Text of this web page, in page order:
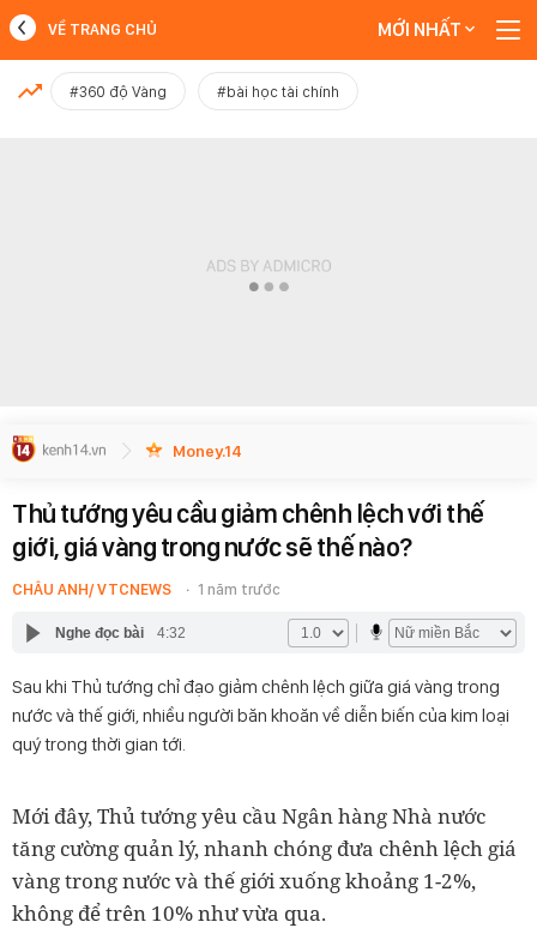
MỚI NHẤT
VỀ TRANG CHỦ MỚI NHẤT
#360 độ Vàng #bài học tài chính
Money.14
Thủ tướng yêu cầu giảm chênh lệch với thế
giới, giá vàng trong nước sẽ thế nào?
CHÂU ANH/ VTCNEWS 1 năm trước
Nghe đọc bài 4:32
Sau khi Thủ tướng chỉ đạo giảm chênh lệch giữa giá vàng trong
nước và thế giới, nhiều người băn khoăn về diễn biến của kim loại
quý trong thời gian tới.
Mới đây, Thủ tướng yêu cầu Ngân hàng Nhà nước
tăng cường quản lý, nhanh chóng đưa chênh lệch giá
vàng trong nước và thế giới xuống khoảng 1-2%,
không để trên 10% như vừa qua.